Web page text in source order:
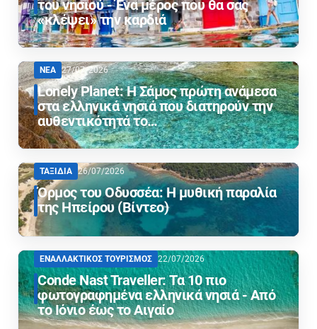
του νησιού - Ένα μέρος που θα σας
«κλέψει» την καρδιά
ΝΕΑ 27/07/2026
Lonely Planet: Η Σάμος πρώτη ανάμεσα
στα ελληνικά νησιά που διατηρούν την
αυθεντικότητά το…
ΤΑΞΙΔΙΑ 26/07/2026
Όρμος του Οδυσσέα: Η μυθική παραλία
της Ηπείρου (Βίντεο)
ΕΝΑΛΛΑΚΤΙΚΟΣ ΤΟΥΡΙΣΜΟΣ 22/07/2026
Conde Nast Traveller: Τα 10 πιο
φωτογραφημένα ελληνικά νησιά - Από
το Ιόνιο έως το Αιγαίο